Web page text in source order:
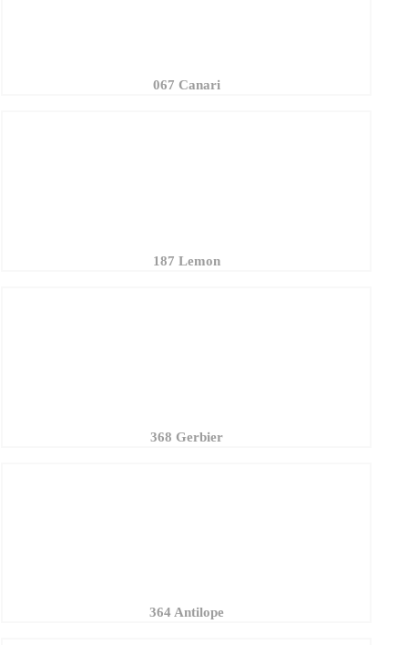
067 Canari
187 Lemon
368 Gerbier
364 Antilope